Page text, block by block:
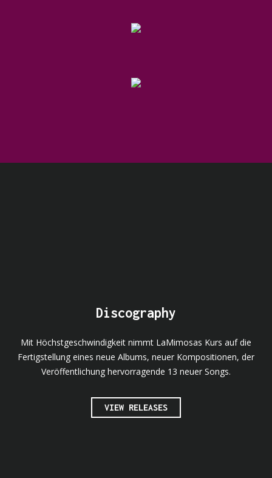
Discography
Mit Höchstgeschwindigkeit nimmt LaMimosas Kurs auf die
Fertigstellung eines neue Albums, neuer Kompositionen, der
Veröffentlichung hervorragende 13 neuer Songs.
VIEW RELEASES